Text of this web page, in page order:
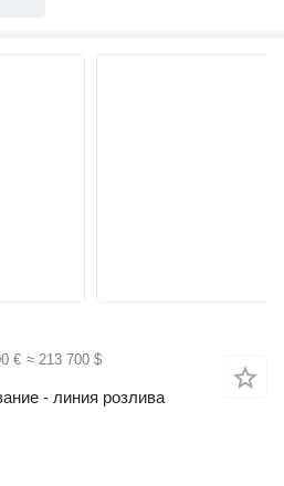
€ ≈ 213 700 $
- линия розлива